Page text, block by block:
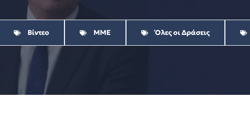
Βίντεο ΜΜΕ Όλες οι Δράσεις